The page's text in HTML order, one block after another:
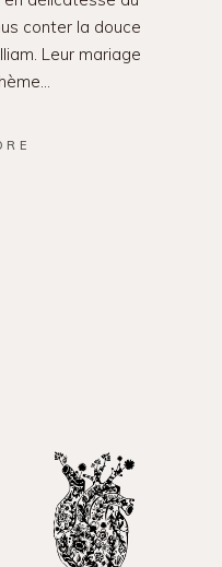
conter la douce
Leur mariage